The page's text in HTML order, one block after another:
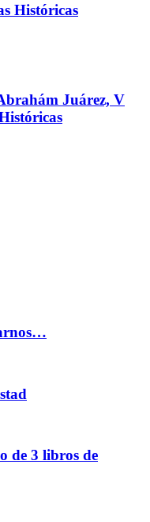
Históricas
Juárez, V
de 3 libros de